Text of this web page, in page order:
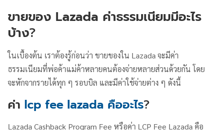
ขายของ Lazada ค่าธรรมเนียมมีอะไร
บ้าง?
ในเบื้องต้น เราต้องรู้ก่อนว่า ขายของใน Lazada จะมีค่า
ธรรมเนียมที่พ่อค้าแม่ค้าหลายคนต้องจ่ายหลายส่วนด้วยกัน โดย
จะหักจากรายได้ทุก ๆ รอบบิล และมีค่าใช้จ่ายต่าง ๆ ดังนี้
ค่า lcp fee lazada คืออะไร?
Lazada Cashback Program Fee หรือค่า LCP Fee Lazada คือ